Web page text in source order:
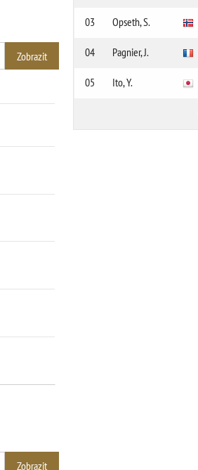
03 Opseth, S.
04 Pagnier, J.
05 Ito, Y.